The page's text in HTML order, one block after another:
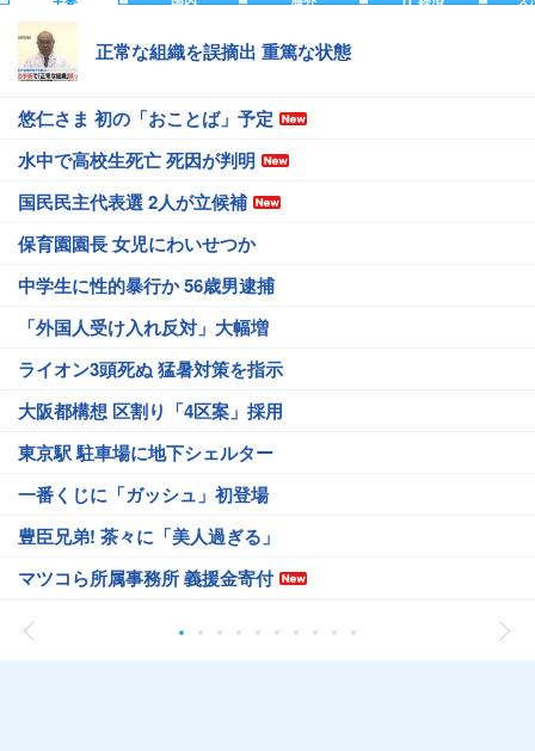
正常な組織を誤摘出 重篤な状態
悠仁さま 初の「おことば」予定
水中で高校生死亡 死因が判明
国民民主代表選 2人が立候補
保育園園長 女児にわいせつか
中学生に性的暴行か 56歳男逮捕
「外国人受け入れ反対」大幅増
ライオン3頭死ぬ 猛暑対策を指示
大阪都構想 区割り「4区案」採用
東京駅 駐車場に地下シェルター
一番くじに「ガッシュ」初登場
豊臣兄弟! 茶々に「美人過ぎる」
マツコら所属事務所 義援金寄付